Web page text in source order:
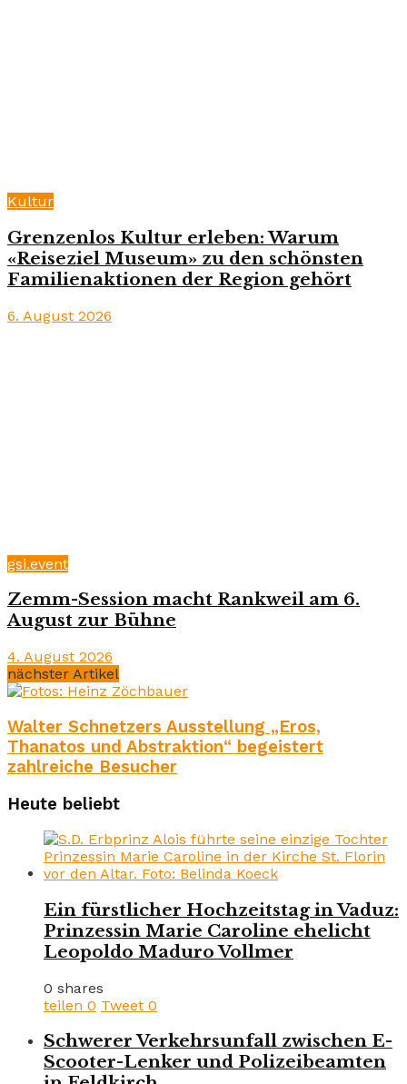
Kultur
Grenzenlos Kultur erleben: Warum
«Reiseziel Museum» zu den schönsten
Familienaktionen der Region gehört
6. August 2026
gsi.event
Zemm-Session macht Rankweil am 6.
August zur Bühne
4. August 2026
nächster Artikel
Walter Schnetzers Ausstellung „Eros,
Thanatos und Abstraktion“ begeistert
zahlreiche Besucher
Heute beliebt
Ein fürstlicher Hochzeitstag in Vaduz:
Prinzessin Marie Caroline ehelicht
Leopoldo Maduro Vollmer
0 shares
teilen 0 Tweet 0
Schwerer Verkehrsunfall zwischen E-
Scooter-Lenker und Polizeibeamten